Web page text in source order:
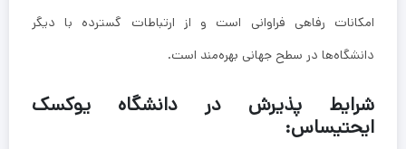
امکانات رفاهی فراوانی است و از ارتباطات گسترده با دیگر
دانشگاه‌ها در سطح جهانی بهره‌مند است.
شرایط پذیرش در دانشگاه یوکسک
ایحتیساس: